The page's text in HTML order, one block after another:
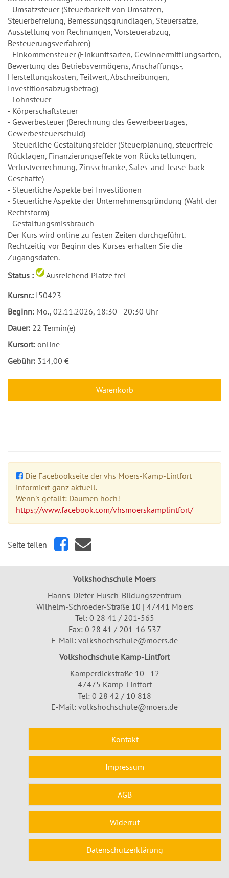
- Umsatzsteuer (Steuerbarkeit von Umsätzen,
Steuerbefreiung, Bemessungsgrundlagen, Steuersätze,
Ausstellung von Rechnungen, Vorsteuerabzug,
Besteuerungsverfahren)
- Einkommensteuer (Einkunftsarten, Gewinnermittlungsarten,
Bewertung des Betriebsvermögens, Anschaffungs-,
Herstellungskosten, Teilwert, Abschreibungen,
Investitionsabzugsbetrag)
- Lohnsteuer
- Körperschaftsteuer
- Gewerbesteuer (Berechnung des Gewerbeertrages,
Gewerbesteuerschuld)
- Steuerliche Gestaltungsfelder (Steuerplanung, steuerfreie
Rücklagen, Finanzierungseffekte von Rückstellungen,
Verlustverrechnung, Zinsschranke, Sales-and-lease-back-
Geschäfte)
- Steuerliche Aspekte bei Investitionen
- Steuerliche Aspekte der Unternehmensgründung (Wahl der
Rechtsform)
- Gestaltungsmissbrauch
Der Kurs wird online zu festen Zeiten durchgeführt.
Rechtzeitig vor Beginn des Kurses erhalten Sie die
Zugangsdaten.
Status :
Ausreichend Plätze frei
Kursnr.: I50423
Beginn: Mo., 02.11.2026, 18:30 - 20:30 Uhr
Dauer: 22 Termin(e)
Kursort: online
Gebühr: 314,00 €
Warenkorb
Die Facebookseite der vhs Moers-Kamp-Lintfort
informiert ganz aktuell.
Wenn's gefällt: Daumen hoch!
https://www.facebook.com/vhsmoerskamplintfort/
Seite teilen
Volkshochschule Moers
Hanns-Dieter-Hüsch-Bildungszentrum
Wilhelm-Schroeder-Straße 10 | 47441 Moers
Tel: 0 28 41 / 201-565
Fax: 0 28 41 / 201-16 537
E-Mail: volkshochschule@moers.de
Volkshochschule Kamp-Lintfort
Kamperdickstraße 10 - 12
47475 Kamp-Lintfort
Tel: 0 28 42 / 10 818
E-Mail: volkshochschule@moers.de
Kontakt
Impressum
AGB
Widerruf
Datenschutzerklärung